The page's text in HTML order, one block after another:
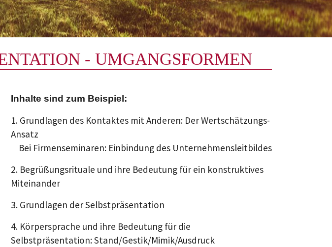
- UMGANGSFORMEN
Inhalte sind zum Beispiel:
1. Grundlagen des Kontaktes mit Anderen: Der Wertschätzungs-
Ansatz
Bei Firmenseminaren: Einbindung des Unternehmensleitbildes
2. Begrüßungsrituale und ihre Bedeutung für ein konstruktives
Miteinander
3. Grundlagen der Selbstpräsentation
4. Körpersprache und ihre Bedeutung für die
Selbstpräsentation: Stand/Gestik/Mimik/Ausdruck